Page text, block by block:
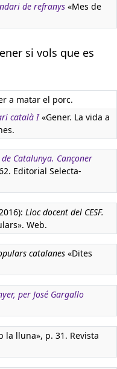
de refranys «Mes de
si vols que es
a matar el porc.
català I«Gener. La vida a
Catalunya. Cançoner
Editorial Selecta-
Lloc docent del CESF.
Web.
catalanes «Dites
per José Gargallo
la lluna», p. 31. Revista